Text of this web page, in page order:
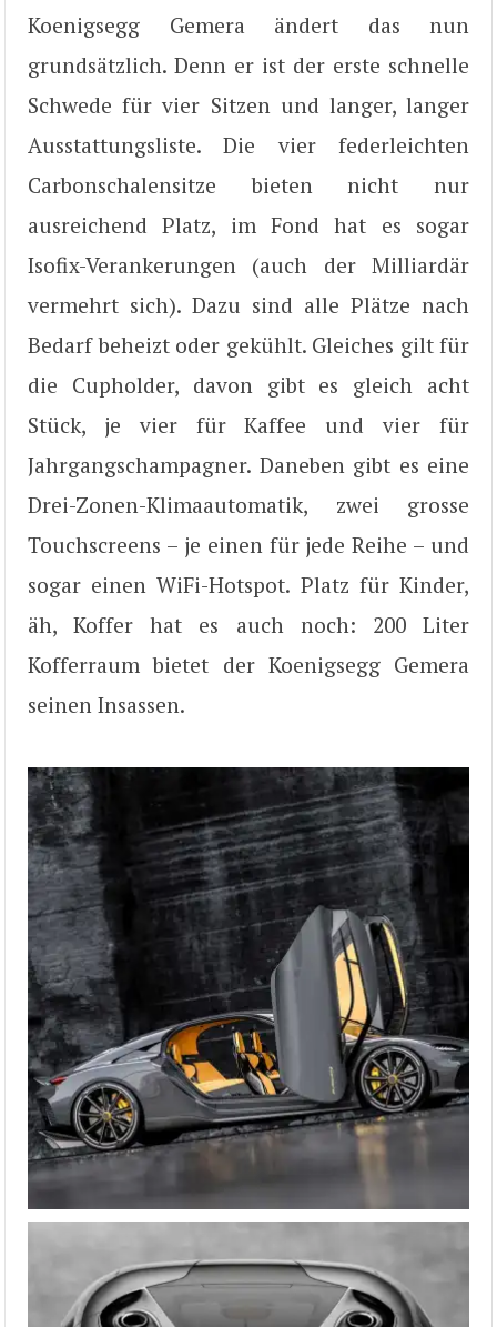
Koenigsegg Gemera ändert das nun
grundsätzlich. Denn er ist der erste schnelle
Schwede für vier Sitzen und langer, langer
Ausstattungsliste. Die vier federleichten
Carbonschalensitze bieten nicht nur
ausreichend Platz, im Fond hat es sogar
Isofix-Verankerungen (auch der Milliardär
vermehrt sich). Dazu sind alle Plätze nach
Bedarf beheizt oder gekühlt. Gleiches gilt für
die Cupholder, davon gibt es gleich acht
Stück, je vier für Kaffee und vier für
Jahrgangschampagner. Daneben gibt es eine
Drei-Zonen-Klimaautomatik, zwei grosse
Touchscreens – je einen für jede Reihe – und
sogar einen WiFi-Hotspot. Platz für Kinder,
äh, Koffer hat es auch noch: 200 Liter
Kofferraum bietet der Koenigsegg Gemera
seinen Insassen.